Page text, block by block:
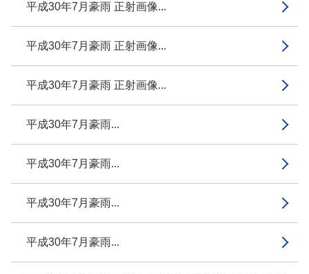
平成30年7月豪雨 正射画像...
平成30年7月豪雨 正射画像...
平成30年7月豪雨 正射画像...
平成30年7月豪雨...
平成30年7月豪雨...
平成30年7月豪雨...
平成30年7月豪雨...